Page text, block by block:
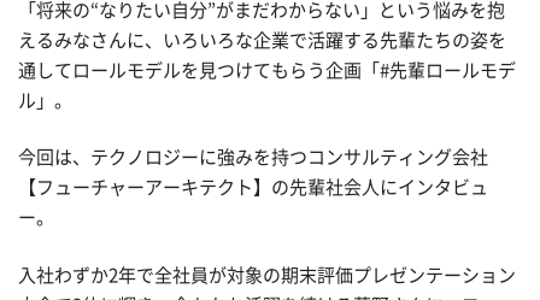
「将来の“なりたい自分”がまだわからない」という悩みを抱
えるみなさんに、いろいろな企業で活躍する先輩たちの姿を
通してロールモデルを見つけてもらう企画「#先輩ロールモデ
ル」。
今回は、テクノロジーに強みを持つコンサルティング会社
【フューチャーアーキテクト】の先輩社会人にインタビュ
ー。
入社わずか2年で全社員が対象の期末評価プレゼンテーション